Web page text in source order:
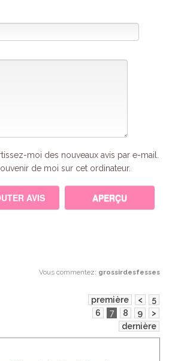
moi des nouveaux avis par e-mail.
de moi sur cet ordinateur.
Vous commentez: grossirdesfesses
première <
5
6
7 8 9
>
dernière